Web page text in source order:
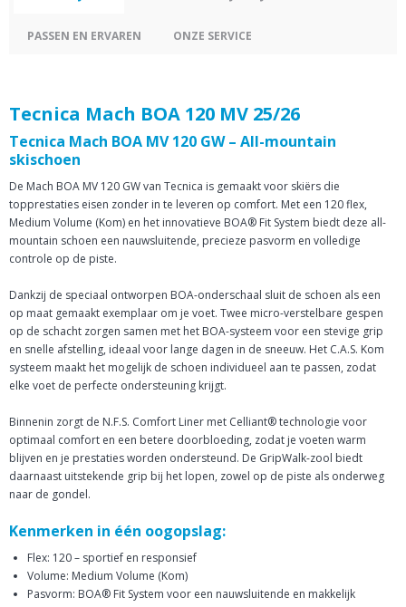
PASSEN EN ERVAREN ONZE SERVICE
Tecnica Mach BOA 120 MV 25/26
Tecnica Mach BOA MV 120 GW – All-mountain
skischoen
De Mach BOA MV 120 GW van Tecnica is gemaakt voor skiërs die
topprestaties eisen zonder in te leveren op comfort. Met een 120 flex,
Medium Volume (Kom) en het innovatieve BOA® Fit System biedt deze all-
mountain schoen een nauwsluitende, precieze pasvorm en volledige
controle op de piste.
Dankzij de speciaal ontworpen BOA-onderschaal sluit de schoen als een
op maat gemaakt exemplaar om je voet. Twee micro-verstelbare gespen
op de schacht zorgen samen met het BOA-systeem voor een stevige grip
en snelle afstelling, ideaal voor lange dagen in de sneeuw. Het C.A.S. Kom
systeem maakt het mogelijk de schoen individueel aan te passen, zodat
elke voet de perfecte ondersteuning krijgt.
Binnenin zorgt de N.F.S. Comfort Liner met Celliant® technologie voor
optimaal comfort en een betere doorbloeding, zodat je voeten warm
blijven en je prestaties worden ondersteund. De GripWalk-zool biedt
daarnaast uitstekende grip bij het lopen, zowel op de piste als onderweg
naar de gondel.
Kenmerken in één oogopslag:
Flex: 120 – sportief en responsief
Volume: Medium Volume (Kom)
Pasvorm: BOA® Fit System voor een nauwsluitende en makkelijk